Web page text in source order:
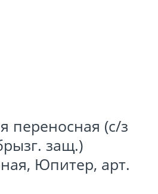
переносная (с/з
защ.)
Юпитер, арт.